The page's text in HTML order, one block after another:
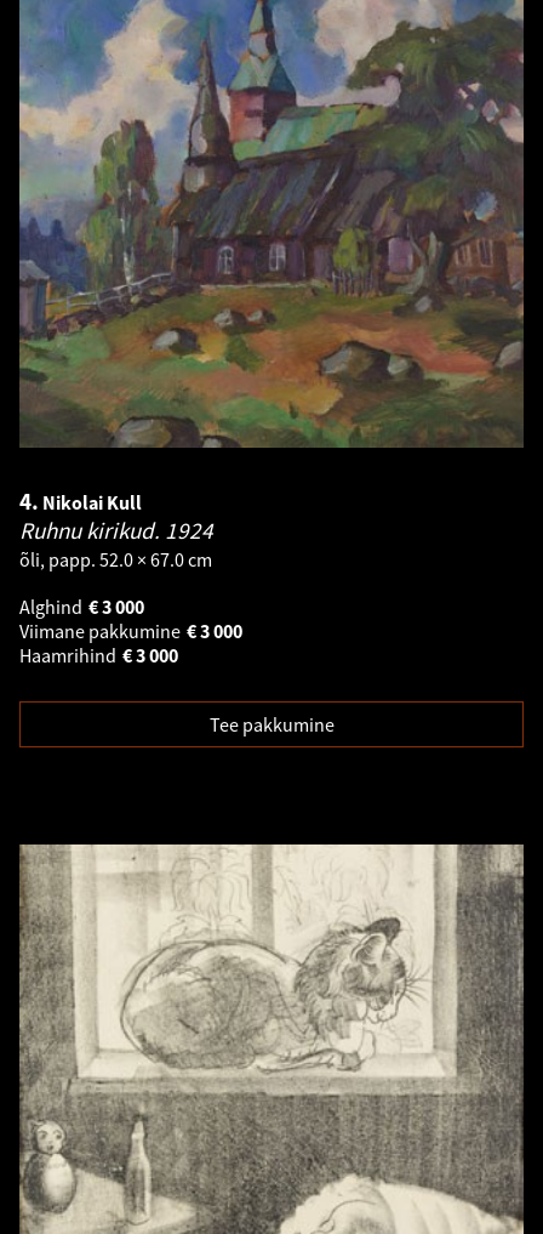
4. Nikolai Kull
Ruhnu kirikud. 1924
õli, papp. 52.0 × 67.0 cm
Alghind
3 000
€
Viimane pakkumine
3 000
€
Haamrihind
3 000
€
Tee pakkumine